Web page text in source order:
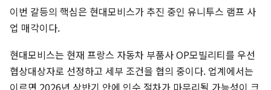
이번 갈등의 핵심은 현대모비스가 추진 중인 유니투스 램프 사
업 매각이다.
현대모비스는 현재 프랑스 자동차 부품사 OP모빌리티를 우선
협상대상자로 선정하고 세부 조건을 협의 중이다. 업계에서는
이르면 2026년 상반기 안에 인수 절차가 마무리될 가능성이 크